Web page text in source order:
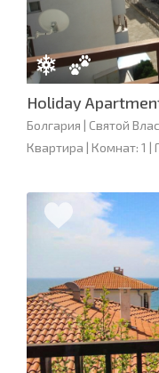
Holiday
Болгария | Святой Влас
Квартира | Комнат: 1 |